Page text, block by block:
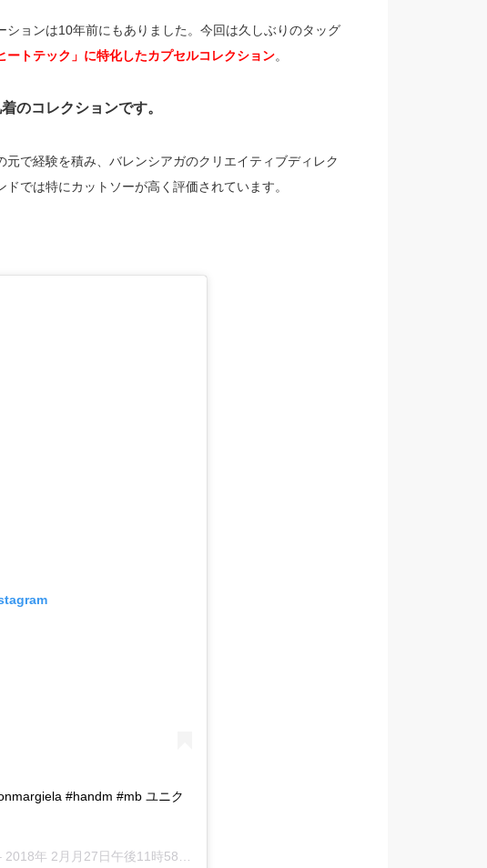
ョンは10年前にもありました。今回は久しぶりのタッグ
ートテック」に特化したカプセルコレクション。
のコレクションです。
で経験を積み、バレンシアガのクリエイティブディレク
では特にカットソーが高く評価されています。
#handm #mb ユニク
2018年 2月月27日午後11時58分PST